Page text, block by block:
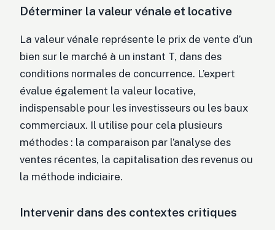
Déterminer la valeur vénale et locative
La valeur vénale représente le prix de vente d’un
bien sur le marché à un instant T, dans des
conditions normales de concurrence. L’expert
évalue également la valeur locative,
indispensable pour les investisseurs ou les baux
commerciaux. Il utilise pour cela plusieurs
méthodes : la comparaison par l’analyse des
ventes récentes, la capitalisation des revenus ou
la méthode indiciaire.
Intervenir dans des contextes critiques